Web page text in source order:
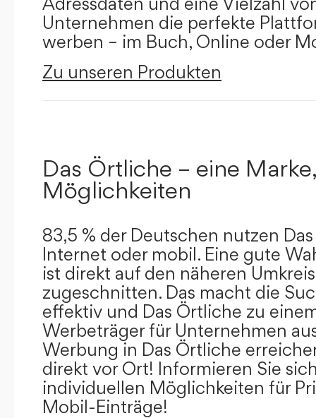
Unternehmen die perfekte
werben – im Buch, Online oder
Zu unseren Produkten
Das Örtliche – eine
Möglichkeiten
83,5 % der Deutschen nutzen
Internet oder mobil. Eine gute
ist direkt auf den näheren
zugeschnitten. Das macht die
effektiv und Das Örtliche zu
Werbeträger für Unternehmen
Werbung in Das Örtliche
direkt vor Ort! Informieren Sie
individuellen Möglichkeiten für
Mobil-Einträge!